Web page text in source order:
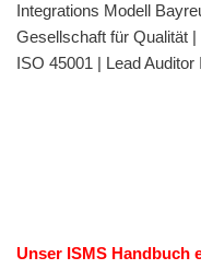
Integrations Modell
Gesellschaft für Qualität
ISO 45001 | Lead Auditor
Unser ISMS Handbuch